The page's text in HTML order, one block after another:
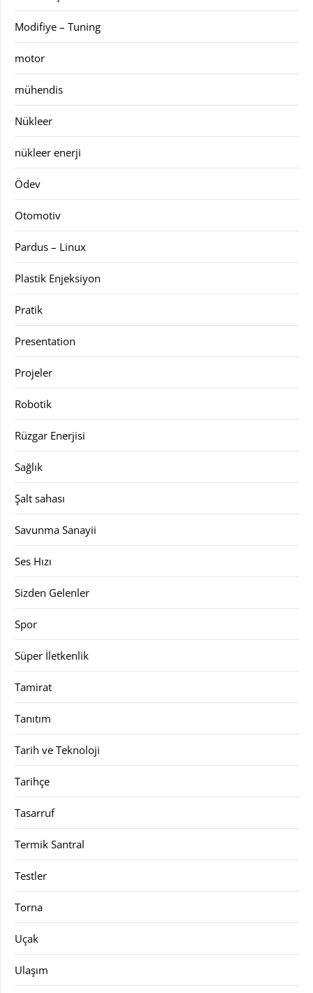
Modifiye – Tuning
motor
mühendis
Nükleer
nükleer enerji
Ödev
Otomotiv
Pardus – Linux
Plastik Enjeksiyon
Pratik
Presentation
Projeler
Robotik
Rüzgar Enerjisi
Sağlık
Şalt sahası
Savunma Sanayii
Ses Hızı
Sizden Gelenler
Spor
Süper İletkenlik
Tamirat
Tanıtım
Tarih ve Teknoloji
Tarihçe
Tasarruf
Termik Santral
Testler
Torna
Uçak
Ulaşım